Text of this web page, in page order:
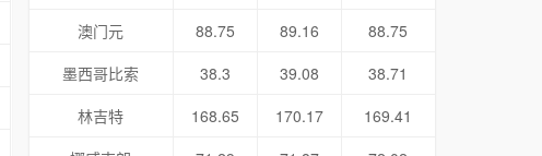
澳门元
88.75 89.16
88.75
墨西哥比索
38.3 39.08
38.71
林吉特
168.65 170.17
169.41